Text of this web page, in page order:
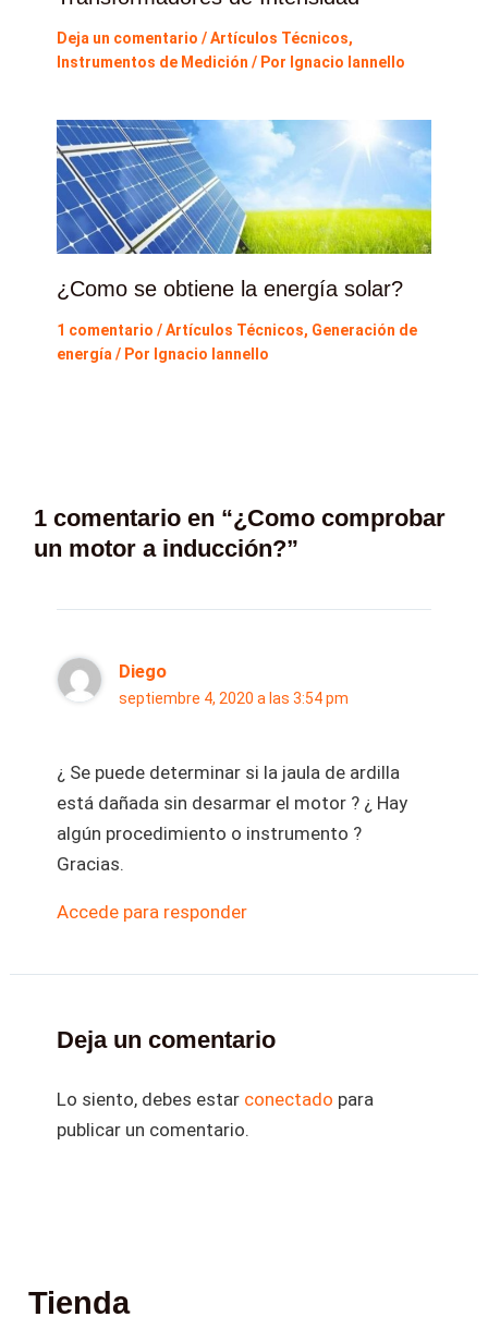
Deja un comentario /Artículos Técnicos,
Instrumentos de Medición / Por Ignacio Iannello
¿Como se obtiene la energía solar?
1 comentario /Artículos Técnicos, Generación de
energía / Por Ignacio Iannello
1 comentario en “¿Como comprobar
un motor a inducción?”
Diego
septiembre 4, 2020 a las 3:54 pm
¿ Se puede determinar si la jaula de ardilla
está dañada sin desarmar el motor ? ¿ Hay
algún procedimiento o instrumento ?
Gracias.
Accede para responder
Deja un comentario
Lo siento, debes estar conectado para
publicar un comentario.
Tienda